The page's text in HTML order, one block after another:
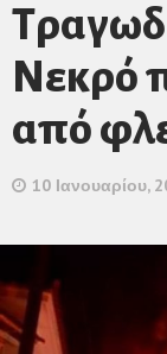
Νεκρό
από
10 Ιανουαρίου,